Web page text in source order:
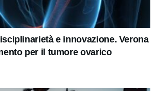
e innovazione. Verona
per il tumore ovarico